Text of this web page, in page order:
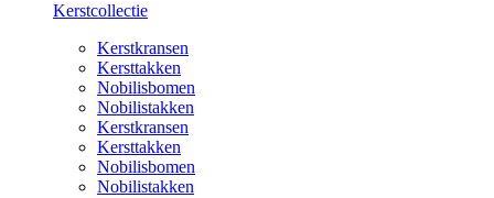
Kerstcollectie
Kerstkransen
Kersttakken
Nobilisbomen
Nobilistakken
Kerstkransen
Kersttakken
Nobilisbomen
Nobilistakken